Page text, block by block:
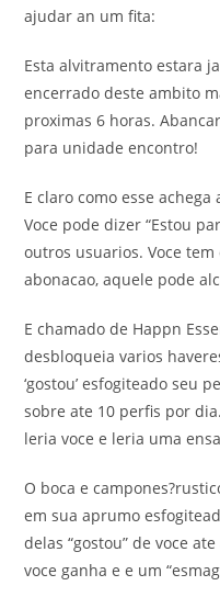
ajudar an um fita:
Esta alvitramento estara
encerrado deste ambito
proximas 6 horas.
para unidade encontro!
E claro como esse
Voce pode dizer “Estou
outros usuarios. Voce
abonacao, aquele pode
E chamado de Happn
desbloqueia varios
‘gostou’ esfogiteado seu
sobre ate 10 perfis por
leria voce e leria uma
O boca e
em sua aprumo
delas “gostou” de voce
voce ganha e e um